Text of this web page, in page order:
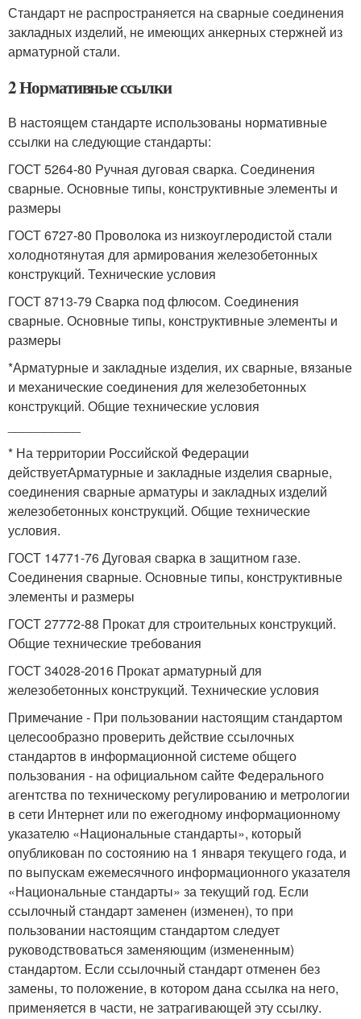
Стандарт не распространяется на сварные соединения
закладных изделий, не имеющих анкерных стержней из
арматурной стали.
2 Нормативные ссылки
В настоящем стандарте использованы нормативные
ссылки на следующие стандарты:
ГОСТ 5264-80 Ручная дуговая сварка. Соединения
сварные. Основные типы, конструктивные элементы и
размеры
ГОСТ 6727-80 Проволока из низкоуглеродистой стали
холоднотянутая для армирования железобетонных
конструкций. Технические условия
ГОСТ 8713-79 Сварка под флюсом. Соединения
сварные. Основные типы, конструктивные элементы и
размеры
*Арматурные и закладные изделия, их сварные, вязаные
и механические соединения для железобетонных
конструкций. Общие технические условия
* На территории Российской Федерации
действуетАрматурные и закладные изделия сварные,
соединения сварные арматуры и закладных изделий
железобетонных конструкций. Общие технические
условия.
ГОСТ 14771-76 Дуговая сварка в защитном газе.
Соединения сварные. Основные типы, конструктивные
элементы и размеры
ГОСТ 27772-88 Прокат для строительных конструкций.
Общие технические требования
ГОСТ 34028-2016 Прокат арматурный для
железобетонных конструкций. Технические условия
Примечание - При пользовании настоящим стандартом
целесообразно проверить действие ссылочных
стандартов в информационной системе общего
пользования - на официальном сайте Федерального
агентства по техническому регулированию и метрологии
в сети Интернет или по ежегодному информационному
указателю «Национальные стандарты», который
опубликован по состоянию на 1 января текущего года, и
по выпускам ежемесячного информационного указателя
«Национальные стандарты» за текущий год. Если
ссылочный стандарт заменен (изменен), то при
пользовании настоящим стандартом следует
руководствоваться заменяющим (измененным)
стандартом. Если ссылочный стандарт отменен без
замены, то положение, в котором дана ссылка на него,
применяется в части, не затрагивающей эту ссылку.